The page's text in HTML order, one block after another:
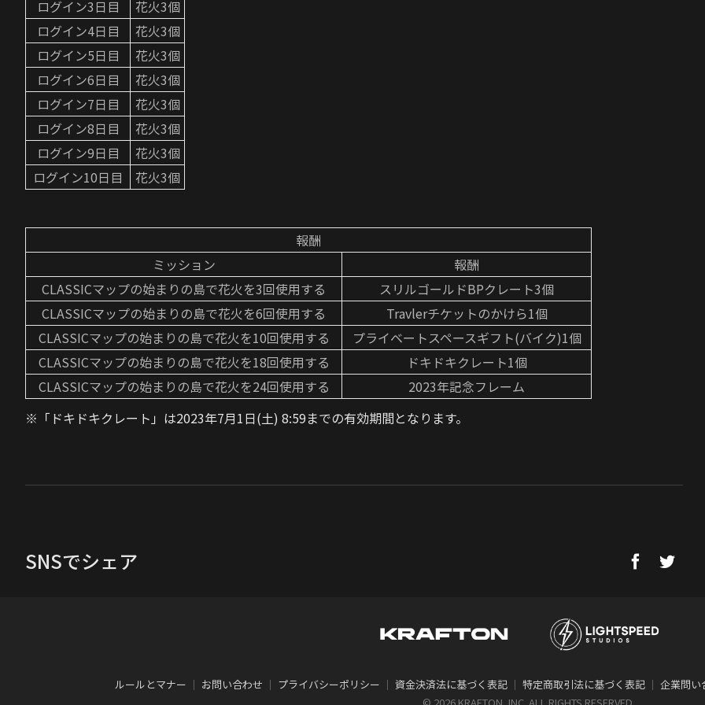
ログイン3日目
花火3個
ログイン4日目
花火3個
ログイン5日目
花火3個
ログイン6日目
花火3個
ログイン7日目
花火3個
ログイン8日目
花火3個
ログイン9日目
花火3個
ログイン10日目
花火3個
報酬
ミッション
報酬
CLASSICマップの始まりの島で花火を3回使用する
スリルゴールドBPクレート3個
CLASSICマップの始まりの島で花火を6回使用する
Travlerチケットのかけら1個
CLASSICマップの始まりの島で花火を10回使用する
プライベートスペースギフト(バイク)1個
CLASSICマップの始まりの島で花火を18回使用する
ドキドキクレート1個
CLASSICマップの始まりの島で花火を24回使用する
2023年記念フレーム
※「ドキドキクレート」は2023年7月1日(土) 8:59までの有効期間となります。
SNSでシェア
ルールとマナー ｜ お問い合わせ ｜ プライバシーポリシー ｜ 資金決済法に基づく表記 ｜ 特定商取引法に基づく表記 ｜ 企業問い